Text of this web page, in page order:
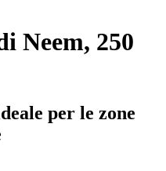
Neem, 250
per le zone